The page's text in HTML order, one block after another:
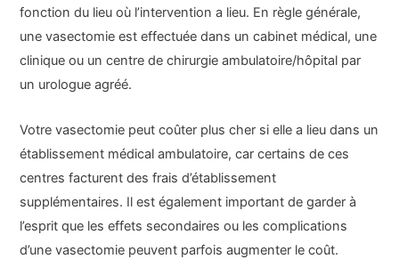
fonction du lieu où l’intervention a lieu. En règle générale,
une vasectomie est effectuée dans un cabinet médical, une
clinique ou un centre de chirurgie ambulatoire/hôpital par
un urologue agréé.
Votre vasectomie peut coûter plus cher si elle a lieu dans un
établissement médical ambulatoire, car certains de ces
centres facturent des frais d’établissement
supplémentaires. Il est également important de garder à
l’esprit que les effets secondaires ou les complications
d’une vasectomie peuvent parfois augmenter le coût.